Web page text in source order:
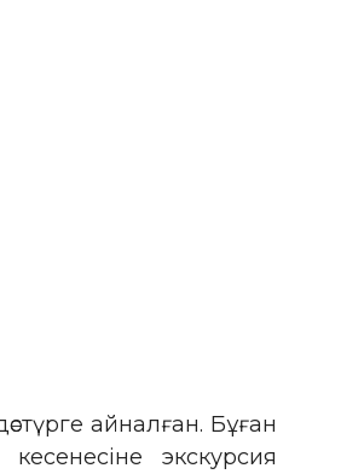
айналған. Бұған
экскурсия